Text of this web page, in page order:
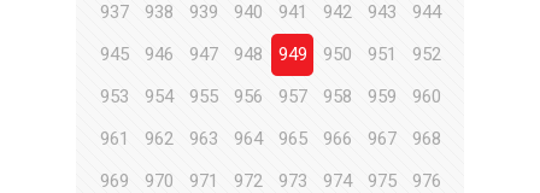
937
938 939 940 941 942 943
944
945
946 947 948 949 950 951
952
953
954 955 956 957 958 959
960
961
962 963 964 965 966 967
968
969
970 971 972 973 974 975
976